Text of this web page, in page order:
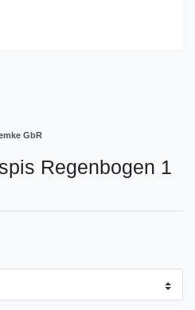
GbR
Regenbogen 1